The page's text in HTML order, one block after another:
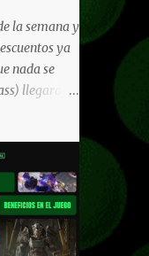
la semana y
ya
nada se
llegaron a
de
para
permite
y